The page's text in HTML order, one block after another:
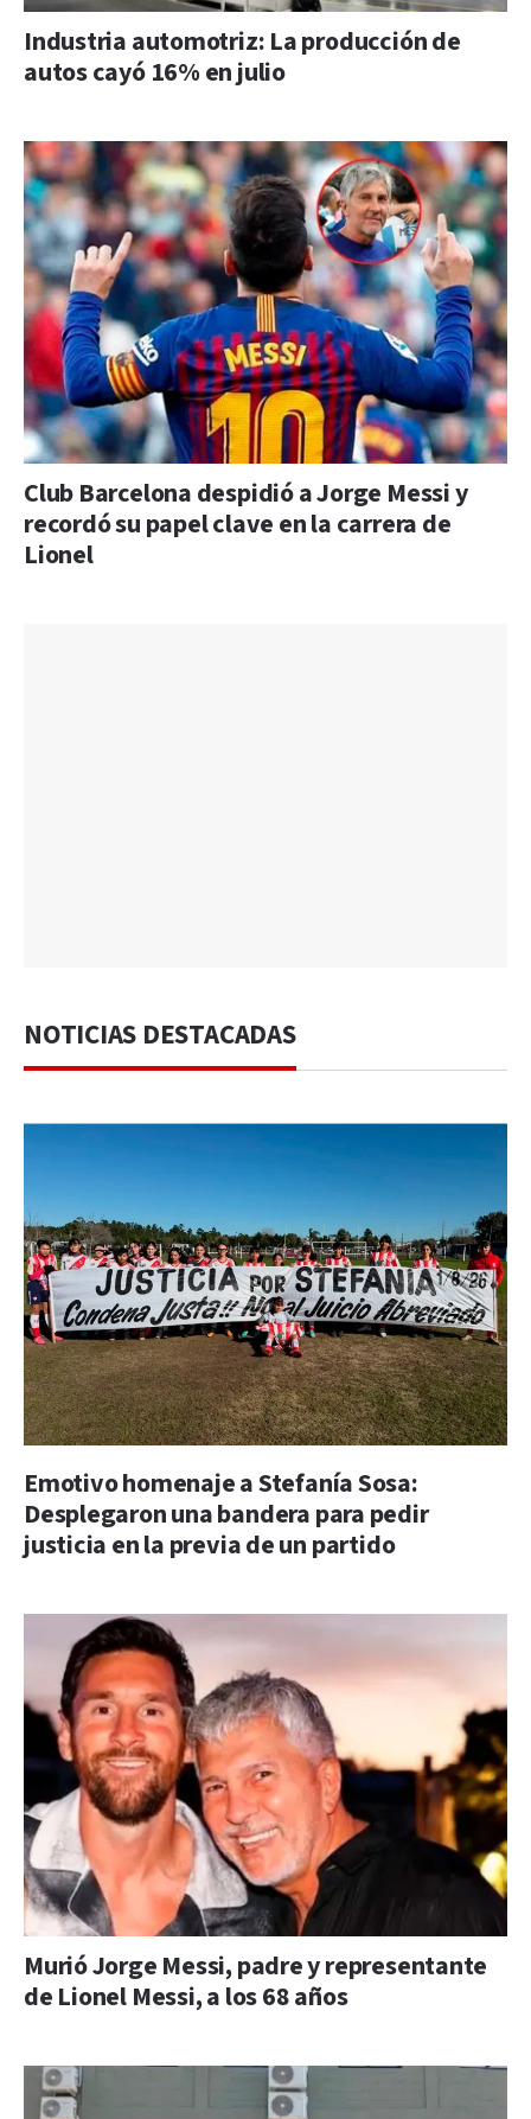
Industria automotriz: La producción de
autos cayó 16% en julio
Club Barcelona despidió a Jorge Messi y
recordó su papel clave en la carrera de
Lionel
NOTICIAS DESTACADAS
Emotivo homenaje a Stefanía Sosa:
Desplegaron una bandera para pedir
justicia en la previa de un partido
Murió Jorge Messi, padre y representante
de Lionel Messi, a los 68 años